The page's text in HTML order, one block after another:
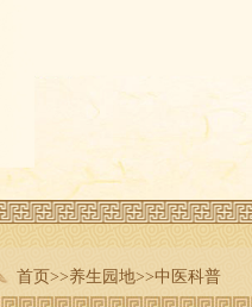
首页 >>养生园地>>中医科普